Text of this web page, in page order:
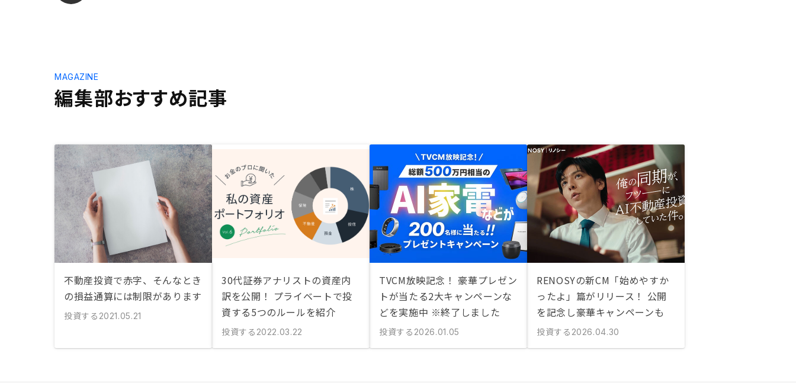
編集部おすすめ記事
MAGAZINE
不動産投資で赤字、そんなとき
の損益通算には制限があります
投資する 2021.05.21
30代証券アナリストの資産内
訳を公開！ プライベートで投
資する5つのルールを紹介
投資する 2022.03.22
TVCM放映記念！ 豪華プレゼン
トが当たる2大キャンペーンな
どを実施中 ※終了しました
投資する 2026.01.05
RENOSYの新CM「始めやすか
ったよ」篇がリリース！ 公開
を記念し豪華キャンペーンも
投資する 2026.04.30